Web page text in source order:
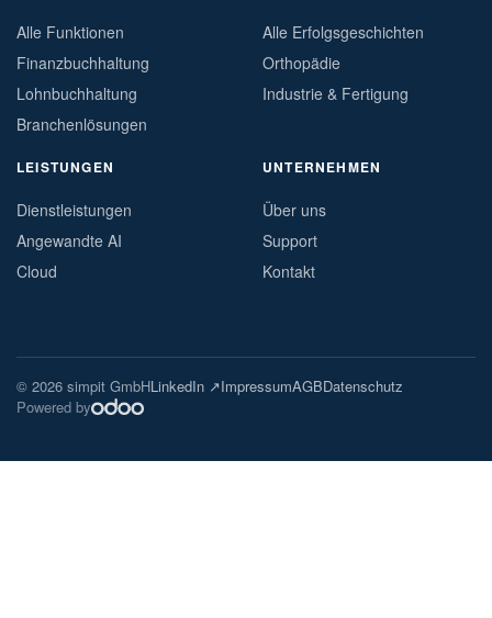
Alle Funktionen
Finanzbuchhaltung
Lohnbuchhaltung
Branchenlösungen
Alle Erfolgsgeschichten
Orthopädie
Industrie & Fertigung
LEISTUNGEN
Dienstleistungen
Angewandte AI
Cloud
UNTERNEHMEN
Über uns
Support
Kontakt
© 2026 simpit GmbHLinkedIn ↗ImpressumAGBDatenschutz
Powered by